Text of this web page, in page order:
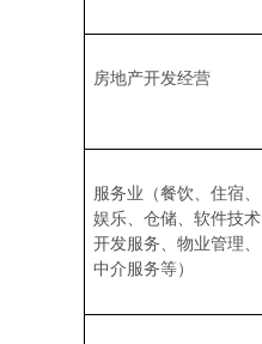
房地产开发经营
服务业（餐饮、住宿、
娱乐、仓储、软件技术
开发服务、物业管理、
中介服务等）